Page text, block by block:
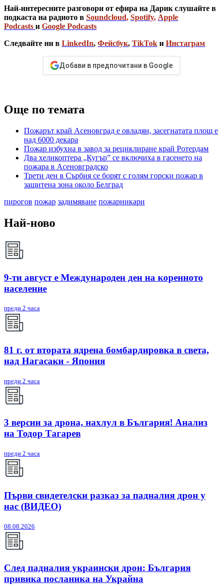
Най-интересните разговори от ефира на Дарик слушайте в
подкаста на радиото в Soundcloud, Spotify, Apple
Podcasts и Google Podcasts
Следвайте ни в LinkedIn, Фейсбук, TikTok и Инстаграм
Добави в предпочитани в Google
Още по темата
Пожарът край Асеновград е овладян, засегнатата площ е
над 6000 декара
Пожар избухна в завод за рециклиране край Ротердам
Два хеликоптера „Кугър” се включиха в гасенето на
пожара в Асеновградско
Трети ден в Сърбия се борят с голям горски пожар в
защитена зона около Белград
пирогов пожар задимяване пожарникари
Най-ново
9-ти август е Международен ден на коренното
население
преди 2 часа
81 г. от втората ядрена бомбардировка в света,
над Нагасаки - Япония
преди 2 часа
3 версии за дрона, нахлул в България! Анализ
на Тодор Тагарев
преди 2 часа
Първи свидетелски разказ за падналия дрон у
нас (ВИДЕО)
08.08.2026
След падналия украински дрон: България
привика посланика на Украйна